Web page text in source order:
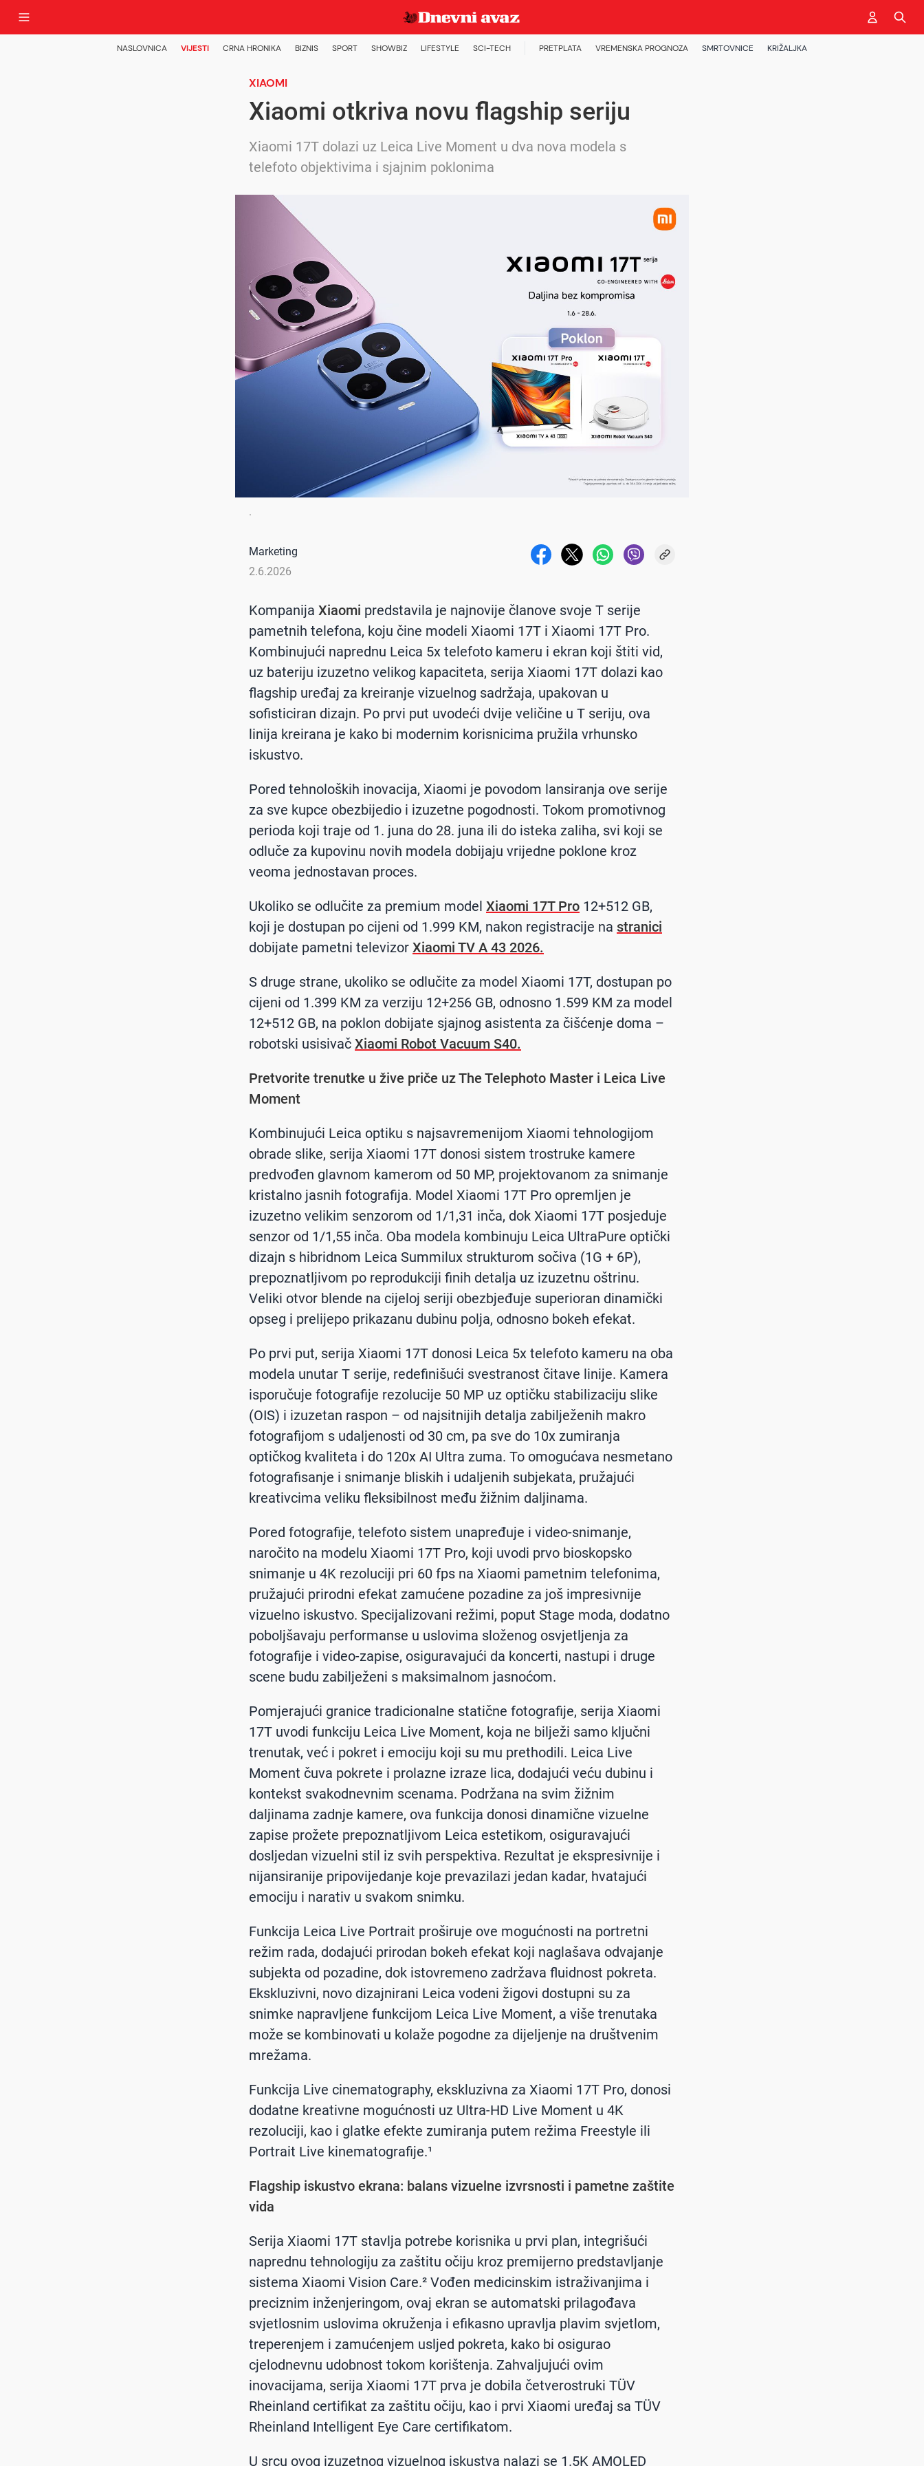
NASLOVNICA VIJESTI CRNA HRONIKA BIZNIS SPORT SHOWBIZ LIFESTYLE SCI-TECH PRETPLATA VREMENSKA PROGNOZA SMRTOVNICE KRIŽALJKA
XIAOMI
Xiaomi otkriva novu flagship seriju
Xiaomi 17T dolazi uz Leica Live Moment u dva nova modela s
telefoto objektivima i sjajnim poklonima
.
Marketing
2.6.2026
Kompanija Xiaomi predstavila je najnovije članove svoje T serije
pametnih telefona, koju čine modeli Xiaomi 17T i Xiaomi 17T Pro.
Kombinujući naprednu Leica 5x telefoto kameru i ekran koji štiti vid,
uz bateriju izuzetno velikog kapaciteta, serija Xiaomi 17T dolazi kao
flagship uređaj za kreiranje vizuelnog sadržaja, upakovan u
sofisticiran dizajn. Po prvi put uvodeći dvije veličine u T seriju, ova
linija kreirana je kako bi modernim korisnicima pružila vrhunsko
iskustvo.
Pored tehnoloških inovacija, Xiaomi je povodom lansiranja ove serije
za sve kupce obezbijedio i izuzetne pogodnosti. Tokom promotivnog
perioda koji traje od 1. juna do 28. juna ili do isteka zaliha, svi koji se
odluče za kupovinu novih modela dobijaju vrijedne poklone kroz
veoma jednostavan proces.
Ukoliko se odlučite za premium model Xiaomi 17T Pro 12+512 GB,
koji je dostupan po cijeni od 1.999 KM, nakon registracije na stranici
dobijate pametni televizor Xiaomi TV A 43 2026.
S druge strane, ukoliko se odlučite za model Xiaomi 17T, dostupan po
cijeni od 1.399 KM za verziju 12+256 GB, odnosno 1.599 KM za model
12+512 GB, na poklon dobijate sjajnog asistenta za čišćenje doma –
robotski usisivač Xiaomi Robot Vacuum S40.
Pretvorite trenutke u žive priče uz The Telephoto Master i Leica Live
Moment
Kombinujući Leica optiku s najsavremenijom Xiaomi tehnologijom
obrade slike, serija Xiaomi 17T donosi sistem trostruke kamere
predvođen glavnom kamerom od 50 MP, projektovanom za snimanje
kristalno jasnih fotografija. Model Xiaomi 17T Pro opremljen je
izuzetno velikim senzorom od 1/1,31 inča, dok Xiaomi 17T posjeduje
senzor od 1/1,55 inča. Oba modela kombinuju Leica UltraPure optički
dizajn s hibridnom Leica Summilux strukturom sočiva (1G + 6P),
prepoznatljivom po reprodukciji finih detalja uz izuzetnu oštrinu.
Veliki otvor blende na cijeloj seriji obezbjeđuje superioran dinamički
opseg i prelijepo prikazanu dubinu polja, odnosno bokeh efekat.
Po prvi put, serija Xiaomi 17T donosi Leica 5x telefoto kameru na oba
modela unutar T serije, redefinišući svestranost čitave linije. Kamera
isporučuje fotografije rezolucije 50 MP uz optičku stabilizaciju slike
(OIS) i izuzetan raspon – od najsitnijih detalja zabilježenih makro
fotografijom s udaljenosti od 30 cm, pa sve do 10x zumiranja
optičkog kvaliteta i do 120x AI Ultra zuma. To omogućava nesmetano
fotografisanje i snimanje bliskih i udaljenih subjekata, pružajući
kreativcima veliku fleksibilnost među žižnim daljinama.
Pored fotografije, telefoto sistem unapređuje i video-snimanje,
naročito na modelu Xiaomi 17T Pro, koji uvodi prvo bioskopsko
snimanje u 4K rezoluciji pri 60 fps na Xiaomi pametnim telefonima,
pružajući prirodni efekat zamućene pozadine za još impresivnije
vizuelno iskustvo. Specijalizovani režimi, poput Stage moda, dodatno
poboljšavaju performanse u uslovima složenog osvjetljenja za
fotografije i video-zapise, osiguravajući da koncerti, nastupi i druge
scene budu zabilježeni s maksimalnom jasnoćom.
Pomjerajući granice tradicionalne statične fotografije, serija Xiaomi
17T uvodi funkciju Leica Live Moment, koja ne bilježi samo ključni
trenutak, već i pokret i emociju koji su mu prethodili. Leica Live
Moment čuva pokrete i prolazne izraze lica, dodajući veću dubinu i
kontekst svakodnevnim scenama. Podržana na svim žižnim
daljinama zadnje kamere, ova funkcija donosi dinamične vizuelne
zapise prožete prepoznatljivom Leica estetikom, osiguravajući
dosljedan vizuelni stil iz svih perspektiva. Rezultat je ekspresivnije i
nijansiranije pripovijedanje koje prevazilazi jedan kadar, hvatajući
emociju i narativ u svakom snimku.
Funkcija Leica Live Portrait proširuje ove mogućnosti na portretni
režim rada, dodajući prirodan bokeh efekat koji naglašava odvajanje
subjekta od pozadine, dok istovremeno zadržava fluidnost pokreta.
Ekskluzivni, novo dizajnirani Leica vodeni žigovi dostupni su za
snimke napravljene funkcijom Leica Live Moment, a više trenutaka
može se kombinovati u kolaže pogodne za dijeljenje na društvenim
mrežama.
Funkcija Live cinematography, ekskluzivna za Xiaomi 17T Pro, donosi
dodatne kreativne mogućnosti uz Ultra-HD Live Moment u 4K
rezoluciji, kao i glatke efekte zumiranja putem režima Freestyle ili
Portrait Live kinematografije.¹
Flagship iskustvo ekrana: balans vizuelne izvrsnosti i pametne zaštite
vida
Serija Xiaomi 17T stavlja potrebe korisnika u prvi plan, integrišući
naprednu tehnologiju za zaštitu očiju kroz premijerno predstavljanje
sistema Xiaomi Vision Care.² Vođen medicinskim istraživanjima i
preciznim inženjeringom, ovaj ekran se automatski prilagođava
svjetlosnim uslovima okruženja i efikasno upravlja plavim svjetlom,
treperenjem i zamućenjem usljed pokreta, kako bi osigurao
cjelodnevnu udobnost tokom korištenja. Zahvaljujući ovim
inovacijama, serija Xiaomi 17T prva je dobila četverostruki TÜV
Rheinland certifikat za zaštitu očiju, kao i prvi Xiaomi uređaj sa TÜV
Rheinland Intelligent Eye Care certifikatom.
U srcu ovog izuzetnog vizuelnog iskustva nalazi se 1.5K AMOLED